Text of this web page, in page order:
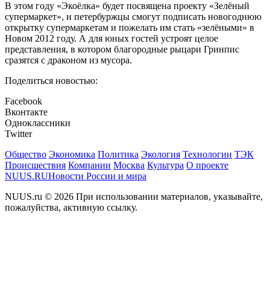
В этом году «Экоёлка» будет посвящена проекту «Зелёный
супермаркет», и петербуржцы смогут подписать новогоднюю
открытку супермаркетам и пожелать им стать «зелёными» в
Новом 2012 году. А для юных гостей устроят целое
представления, в котором благородные рыцари Гринпис
сразятся с драконом из мусора.
Поделиться новостью:
Facebook
Вконтакте
Одноклассники
Twitter
Общество Экономика Политика Экология Технологии ТЭК
Происшествия Компании Москва Культура О проекте
NUUS.RUНовости России и мира
NUUS.ru © 2026 При использовании материалов, указывайте,
пожалуйства, активную ссылку.